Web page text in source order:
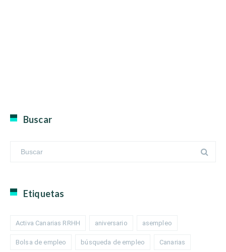
Buscar
Etiquetas
Activa Canarias RRHH aniversario asempleo
Bolsa de empleo búsqueda de empleo Canarias